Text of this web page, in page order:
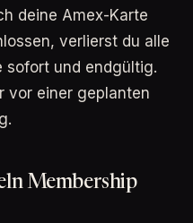
deine Amex-Karte
verlierst du alle
sofort und endgültig.
vor einer geplanten
Membership